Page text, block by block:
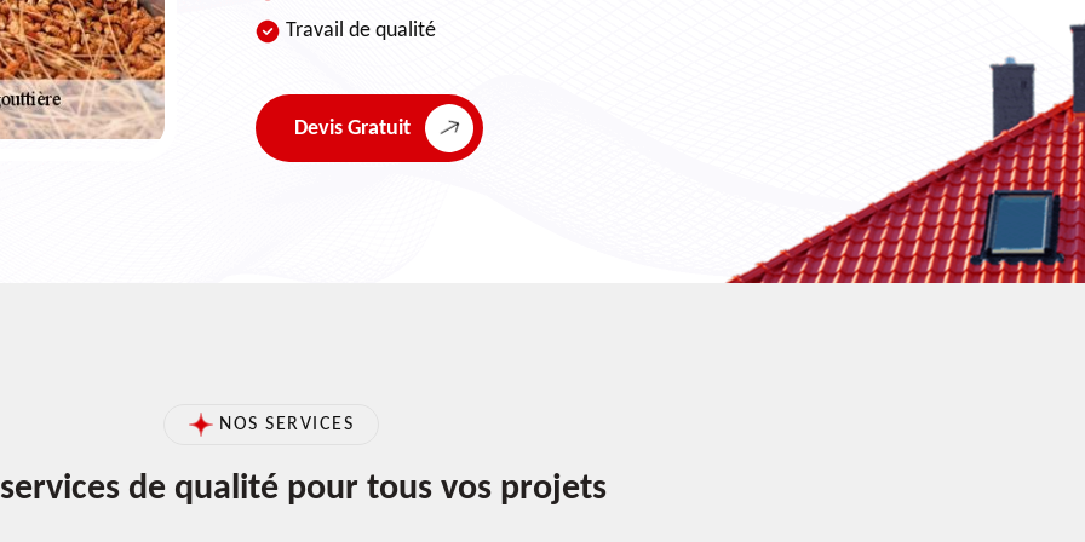
Travail de qualité
Devis Gratuit
NOS SERVICES
de qualité pour tous vos projets